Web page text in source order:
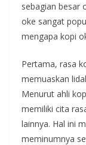
sebagian besar
oke sangat
mengapa kopi
Pertama, rasa
memuaskan
Menurut ahli
memiliki cita
lainnya. Hal ini
meminumnya